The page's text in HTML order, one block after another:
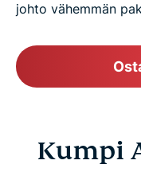
johto vähemmän
Kumpi